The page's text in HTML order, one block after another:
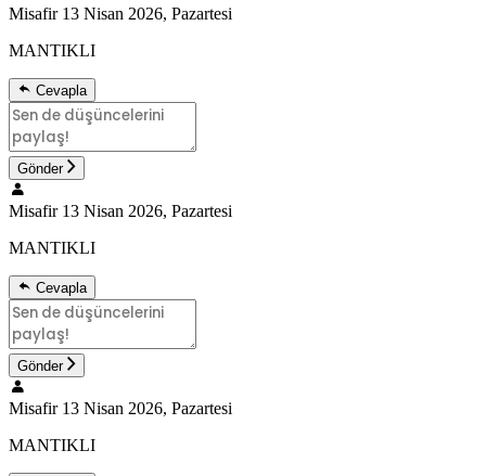
Misafir 13 Nisan 2026, Pazartesi
MANTIKLI
Cevapla
Gönder
Misafir 13 Nisan 2026, Pazartesi
MANTIKLI
Cevapla
Gönder
Misafir 13 Nisan 2026, Pazartesi
MANTIKLI